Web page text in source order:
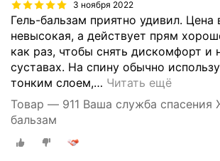
3 ноября 2022
Гель-бальзам приятно удивил. Цена
невысокая, а действует прям
как раз, чтобы снять дискомфорт и
суставах. На спину обычно
тонким слоем,… Читать ещё
Товар — 911 Ваша служба спасения
бальзам